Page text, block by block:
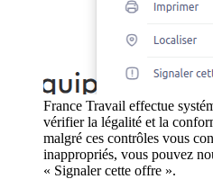
France Travail effectue
vérifier la légalité et la
malgré ces contrôles vous
inappropriés, vous pouvez
« Signaler cette offre ».